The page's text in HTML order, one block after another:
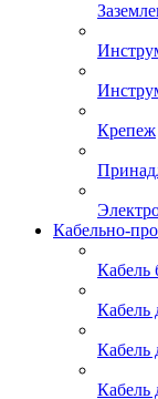
Крепеж
Кабельно-
Кабель
Кабель
Кабель
Кабель